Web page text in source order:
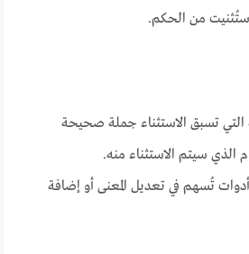
استُثنيت من الحكم.
تسبق الاستثناء جملة صحيحة
سيتم الاستثناء منه.
أدوات تُسهم في تعديل المعنى أو إضافة